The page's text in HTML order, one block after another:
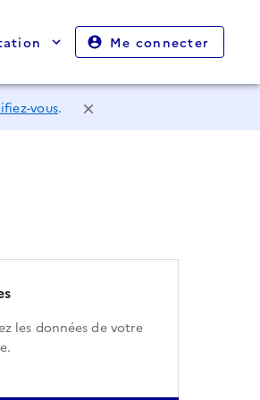
Me connecter
vous.
les données de votre